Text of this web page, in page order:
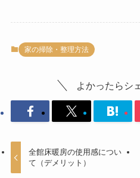
家の掃除・整理方法
よかったらシ
全館床暖房の使用感につい
て（デメリット）